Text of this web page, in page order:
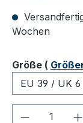
Wochen
Größe (
Produkt